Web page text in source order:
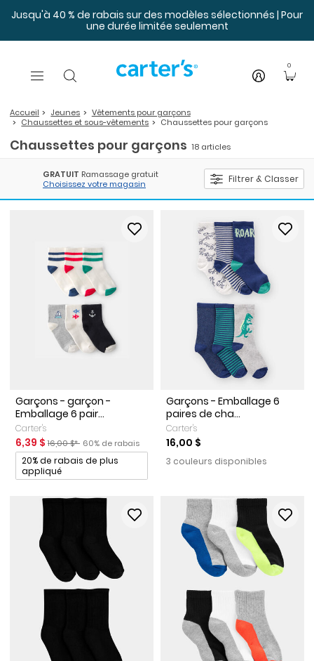
Jusqu'à 40 % de rabais sur des modèles sélectionnés | Pour
une durée limitée seulement
0
Accueil Jeunes
Vêtements pour garçons
Chaussettes et sous-vêtements
Chaussettes pour garçons
Chaussettes pour garçons 18 articles
GRATUIT Ramassage gratuit
Choisissez votre magasin
Filtrer & Classer
Garçons - garçon -
Emballage 6 pair...
Carter's
Prix de solde
6,39 $Prix ​​de détail suggéré par le fabricant
16,00 $* Pourcentage de rabais
60% de rabais
Promotions
20% de rabais de plus
appliqué
Garçons - Emballage 6
paires de cha...
Carter's
16,00 $
3 couleurs disponibles